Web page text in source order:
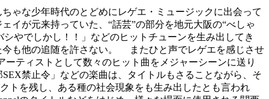
ゃな少年時代のとどめにレゲエ・ミュージックに出会って
が元来持っていた、“話芸”の部分を地元大阪の“べしゃ
やでしかし！！」などのヒットチューンを生み出してき
今も他の追随を許さない。 またひと声でレゲエを感じさせ
ティストとして数々のヒット曲をメジャーシーンに送り
禁止令」などの楽曲は、タイトルもさることながら、そ
トを残し、ある種の社会現象をも生み出したとも言われ